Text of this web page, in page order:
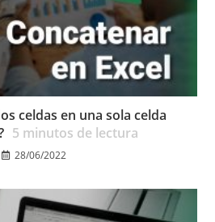
celdas en una sola celda
5 minutos de lectura
28/06/2022